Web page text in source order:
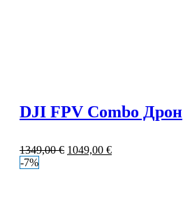
DJI FPV Combo Дрон
1349,00€ 1049,00 €
-7%